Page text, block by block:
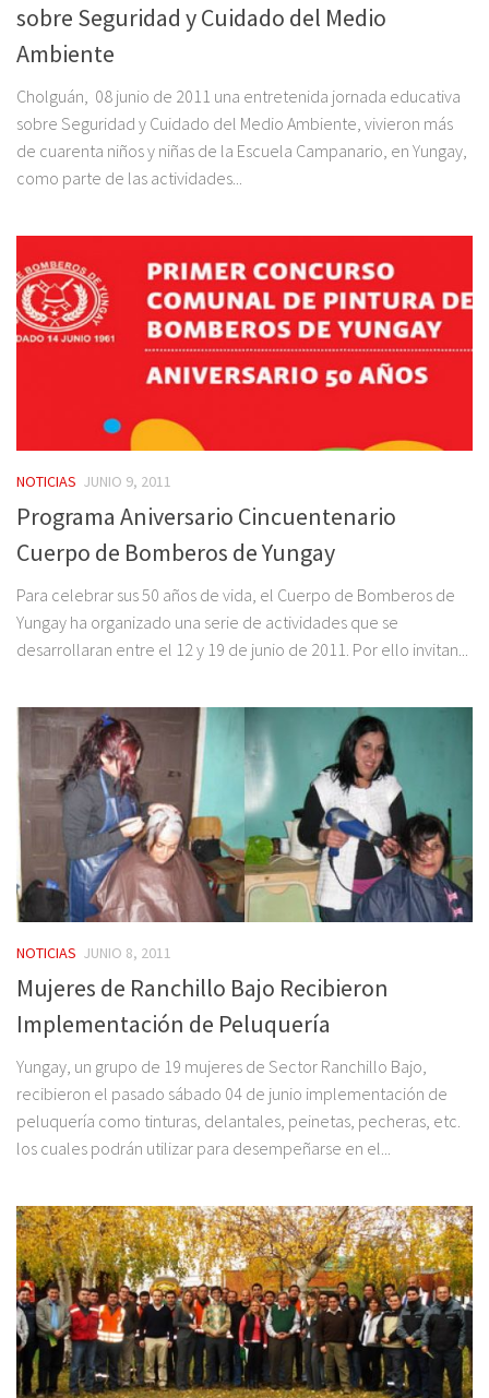
sobre Seguridad y Cuidado del Medio
Ambiente
Cholguán, 08 junio de 2011 una entretenida jornada educativa
sobre Seguridad y Cuidado del Medio Ambiente, vivieron más
de cuarenta niños y niñas de la Escuela Campanario, en Yungay,
como parte de las actividades...
NOTICIAS JUNIO 9, 2011
Programa Aniversario Cincuentenario
Cuerpo de Bomberos de Yungay
Para celebrar sus 50 años de vida, el Cuerpo de Bomberos de
Yungay ha organizado una serie de actividades que se
desarrollaran entre el 12 y 19 de junio de 2011. Por ello invitan...
NOTICIAS JUNIO 8, 2011
Mujeres de Ranchillo Bajo Recibieron
Implementación de Peluquería
Yungay, un grupo de 19 mujeres de Sector Ranchillo Bajo,
recibieron el pasado sábado 04 de junio implementación de
peluquería como tinturas, delantales, peinetas, pecheras, etc.
los cuales podrán utilizar para desempeñarse en el...